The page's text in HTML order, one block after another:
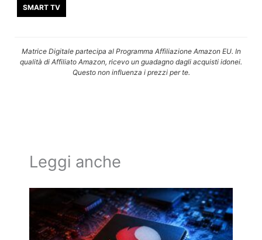
SMART TV
Matrice Digitale partecipa al Programma Affiliazione Amazon EU. In
qualità di Affiliato Amazon, ricevo un guadagno dagli acquisti idonei.
Questo non influenza i prezzi per te.
Leggi anche